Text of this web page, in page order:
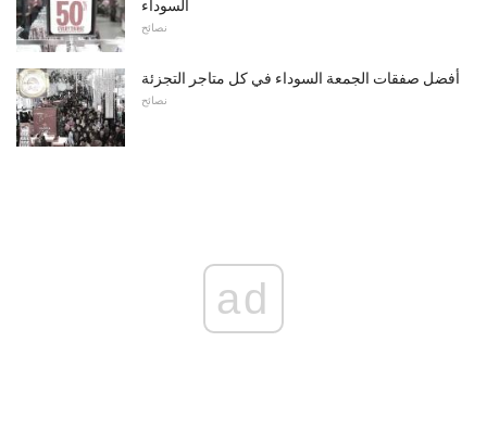
السوداء
نصائح
أفضل صفقات الجمعة السوداء في كل متاجر التجزئة
نصائح
ad